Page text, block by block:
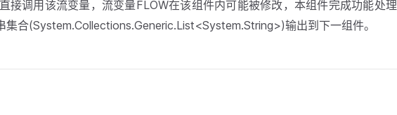
接调用该流变量，流变量FLOW在该组件内可能被修改，本组件完成功能处理
集合(System.Collections.Generic.List<System.String>)输出到下一组件。